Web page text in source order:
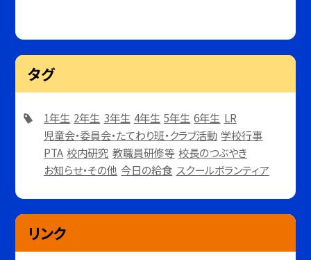
タグ
1年生 2年生 3年生 4年生 5年生 6年生 LR
児童会・委員会・たてわり班・クラブ活動 学校行事
PTA 校内研究 教職員研修等 校長のつぶやき
お知らせ・その他 今日の給食 スクールボランティア
リンク